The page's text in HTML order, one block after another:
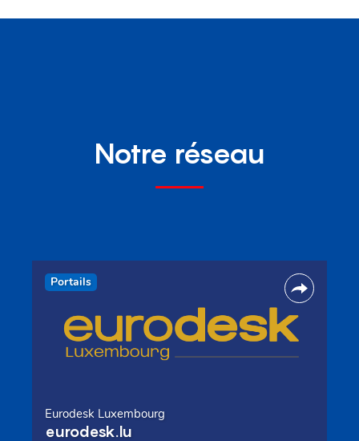
Notre réseau
Portails
Eurodesk Luxembourg
eurodesk.lu